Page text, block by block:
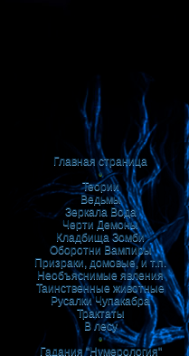
Главная страница
•
Теории
Ведьмы
Зеркала Вода
Черти Демоны
Кладбища Зомби
Оборотни Вампиры
Призраки, домовые, и т.п.
Необъяснимые явления
Таинственные животные
Русалки Чупакабра
Трактаты
В лесу
•
Гадания "Нумерология"